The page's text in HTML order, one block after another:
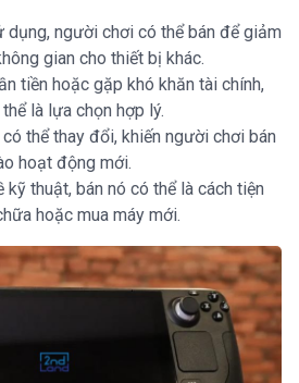
người chơi có thể bán để giảm
gian cho thiết bị khác.
tiền hoặc gặp khó khăn tài chính,
là lựa chọn hợp lý.
thể thay đổi, khiến người chơi bán
hoạt động mới.
kỹ thuật, bán nó có thể là cách tiện
hoặc mua máy mới.